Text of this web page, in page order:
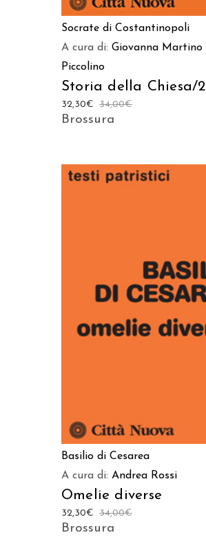
Socrate di Costantinopoli
A cura di: Giovanna Martino
Piccolino
Storia della Chiesa/2
34,00€
32,30€
Brossura
AGGIUNGI AL CARRELLO
Basilio di Cesarea
A cura di: Andrea Rossi
Omelie diverse
34,00€
32,30€
Brossura